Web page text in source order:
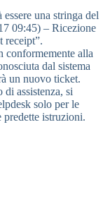
una stringa del
09:45) – Ricezione
receipt”.
conformemente alla
dal sistema
un nuovo ticket.
assistenza, si
solo per le
predette istruzioni.